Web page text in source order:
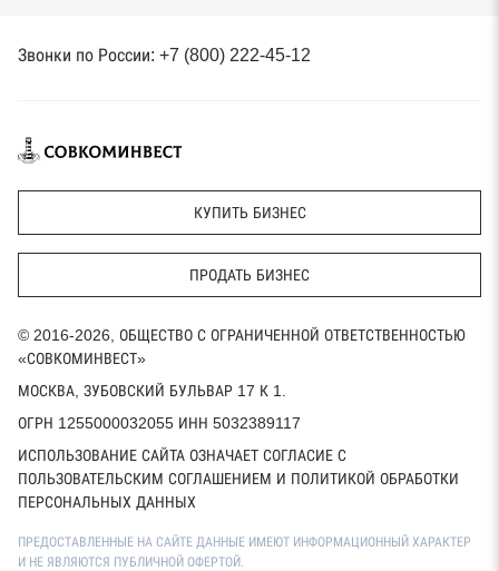
Звонки по России: +7 (800) 222-45-12
КУПИТЬ БИЗНЕС
ПРОДАТЬ БИЗНЕС
© 2016-2026, ОБЩЕСТВО С ОГРАНИЧЕННОЙ ОТВЕТСТВЕННОСТЬЮ
«СОВКОМИНВЕСТ»
МОСКВА, ЗУБОВСКИЙ БУЛЬВАР 17 К 1.
ОГРН 1255000032055 ИНН 5032389117
ИСПОЛЬЗОВАНИЕ САЙТА ОЗНАЧАЕТ СОГЛАСИЕ С
ПОЛЬЗОВАТЕЛЬСКИМ СОГЛАШЕНИЕМ И ПОЛИТИКОЙ ОБРАБОТКИ
ПЕРСОНАЛЬНЫХ ДАННЫХ
ПРЕДОСТАВЛЕННЫЕ НА САЙТЕ ДАННЫЕ ИМЕЮТ ИНФОРМАЦИОННЫЙ ХАРАКТЕР
И НЕ ЯВЛЯЮТСЯ ПУБЛИЧНОЙ ОФЕРТОЙ.